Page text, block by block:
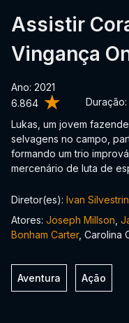
6.864 Duração:
Assistir
Vingança
Ano: 2021
Lukas, um jovem
selvagens no campo,
formando um trio
mercenário de luta de
Diretor(es): Ivan
Atores: Joseph Millson
Bonham Carter, Carolina
Aventura Ação